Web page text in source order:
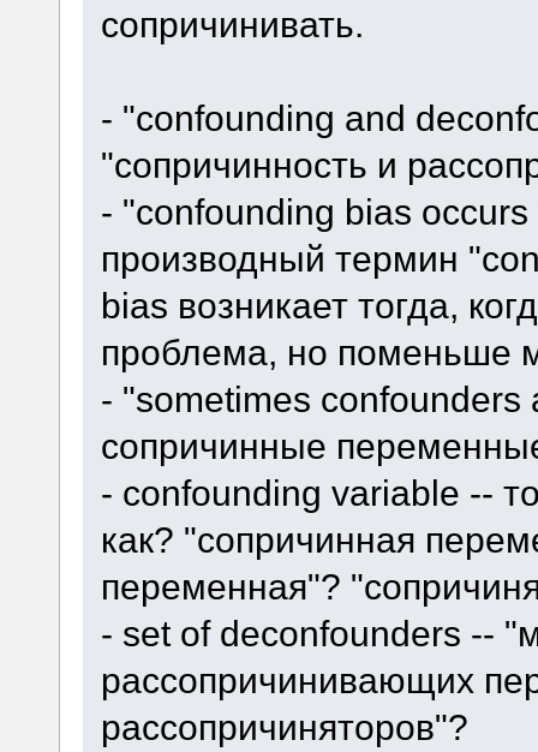
сопричинивать.
- "confounding and
"сопричинность и
- "confounding bias occurs
производный термин
bias возникает тогда,
проблема, но поменьше
- "sometimes confounders
сопричинные
- confounding variable --
как? "сопричинная
переменная"?
- set of deconfounders --
рассопричинивающих
рассопричиняторов"?